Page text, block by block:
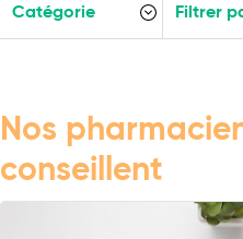
Total
Catégorie Filtrer
Nos
conseillent